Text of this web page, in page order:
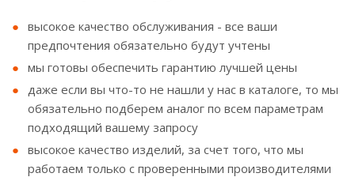
высокое качество обслуживания - все ваши
предпочтения обязательно будут учтены
мы готовы обеспечить гарантию лучшей цены
даже если вы что-то не нашли у нас в каталоге, то мы
обязательно подберем аналог по всем параметрам
подходящий вашему запросу
высокое качество изделий, за счет того, что мы
работаем только с проверенными производителями